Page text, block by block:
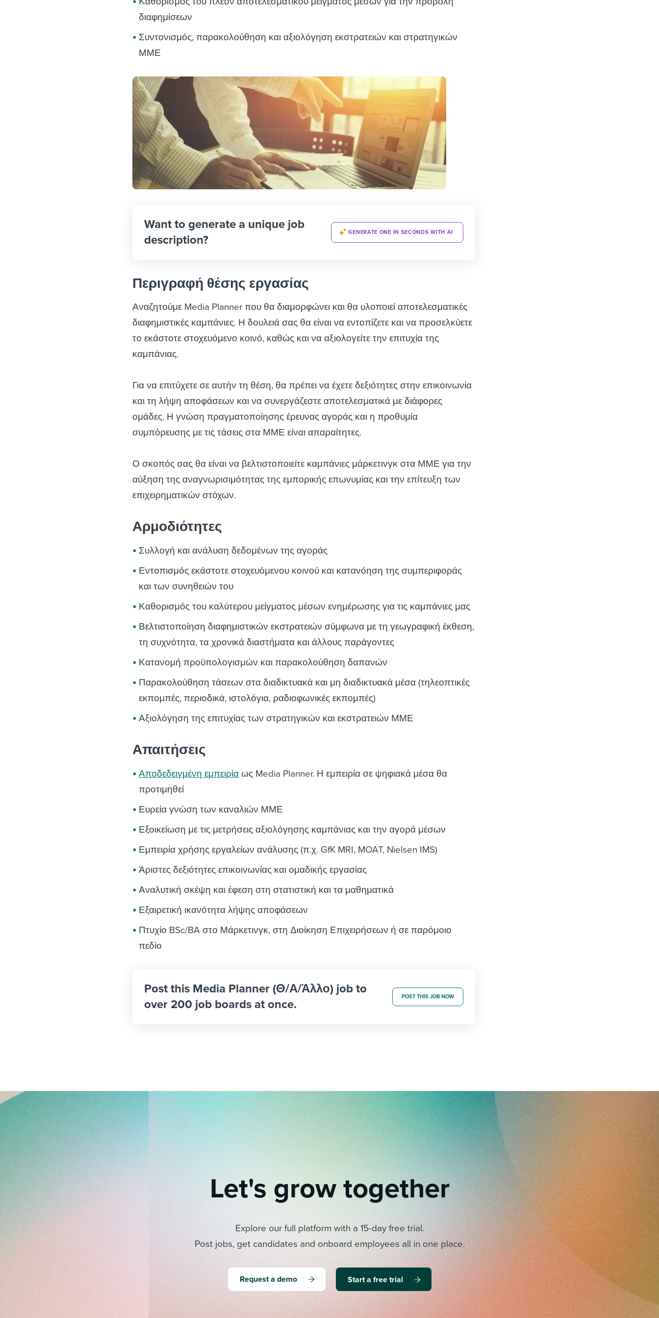
διαφημίσεων
Συντονισμός, παρακολούθηση και αξιολόγηση εκστρατειών και στρατηγικών
ΜΜΕ
Want to generate a unique job
description?
GENERATE ONE IN SECONDS WITH AI
Περιγραφή θέσης εργασίας
Αναζητούμε Media Planner που θα διαμορφώνει και θα υλοποιεί αποτελεσματικές
διαφημιστικές καμπάνιες. Η δουλειά σας θα είναι να εντοπίζετε και να προσελκύετε
το εκάστοτε στοχευόμενο κοινό, καθώς και να αξιολογείτε την επιτυχία της
καμπάνιας.
Για να επιτύχετε σε αυτήν τη θέση, θα πρέπει να έχετε δεξιότητες στην επικοινωνία
και τη λήψη αποφάσεων και να συνεργάζεστε αποτελεσματικά με διάφορες
ομάδες. Η γνώση πραγματοποίησης έρευνας αγοράς και η προθυμία
συμπόρευσης με τις τάσεις στα ΜΜΕ είναι απαραίτητες.
Ο σκοπός σας θα είναι να βελτιστοποιείτε καμπάνιες μάρκετινγκ στα ΜΜΕ για την
αύξηση της αναγνωρισιμότητας της εμπορικής επωνυμίας και την επίτευξη των
επιχειρηματικών στόχων.
Αρμοδιότητες
Συλλογή και ανάλυση δεδομένων της αγοράς
Εντοπισμός εκάστοτε στοχευόμενου κοινού και κατανόηση της συμπεριφοράς
και των συνηθειών του
Καθορισμός του καλύτερου μείγματος μέσων ενημέρωσης για τις καμπάνιες μας
Βελτιστοποίηση διαφημιστικών εκστρατειών σύμφωνα με τη γεωγραφική έκθεση,
τη συχνότητα, τα χρονικά διαστήματα και άλλους παράγοντες
Κατανομή προϋπολογισμών και παρακολούθηση δαπανών
Παρακολούθηση τάσεων στα διαδικτυακά και μη διαδικτυακά μέσα (τηλεοπτικές
εκπομπές, περιοδικά, ιστολόγια, ραδιοφωνικές εκπομπές)
Αξιολόγηση της επιτυχίας των στρατηγικών και εκστρατειών ΜΜΕ
Απαιτήσεις
Αποδεδειγμένη εμπειρία ως Media Planner. Η εμπειρία σε ψηφιακά μέσα θα
προτιμηθεί
Ευρεία γνώση των καναλιών ΜΜΕ
Εξοικείωση με τις μετρήσεις αξιολόγησης καμπάνιας και την αγορά μέσων
Εμπειρία χρήσης εργαλείων ανάλυσης (π.χ. GfK MRI, MOAT, Nielsen IMS)
Άριστες δεξιότητες επικοινωνίας και ομαδικής εργασίας
Αναλυτική σκέψη και έφεση στη στατιστική και τα μαθηματικά
Εξαιρετική ικανότητα λήψης αποφάσεων
Πτυχίο BSc/BA στο Μάρκετινγκ, στη Διοίκηση Επιχειρήσεων ή σε παρόμοιο
πεδίο
Post this Media Planner (Θ/Α/Άλλο) job to
over 200 job boards at once.
POST THIS JOB NOW
Let's grow together
Explore our full platform with a 15-day free trial.
Post jobs, get candidates and onboard employees all in one place.
Request a demo Start a free trial